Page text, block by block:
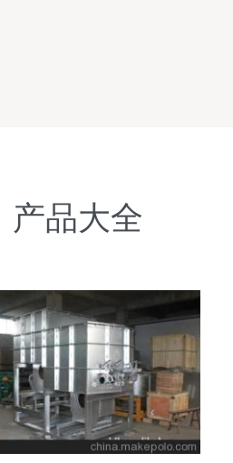
产品大全